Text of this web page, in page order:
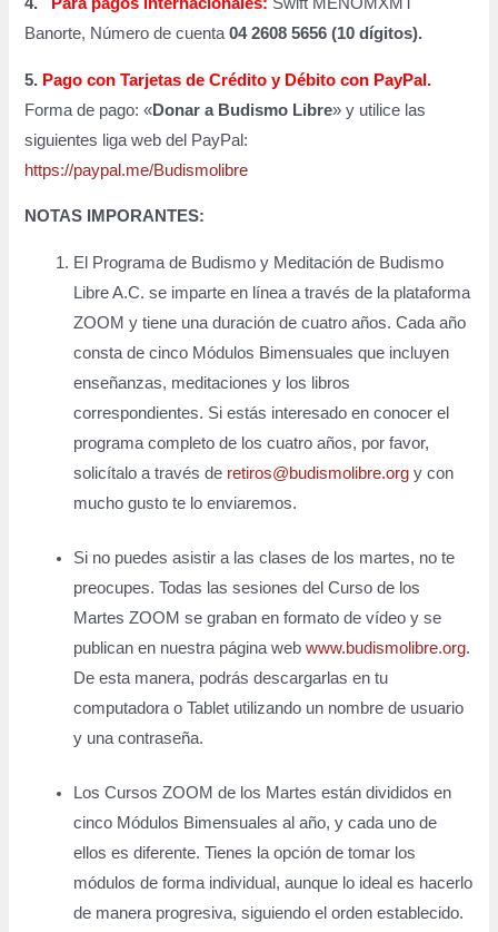
Banorte, Número de cuenta04 2608 5656 (10 dígitos).
5. Pago con Tarjetas de Crédito y Débito con PayPal.
Forma de pago: «Donar a Budismo Libre» y utilice las
siguientes liga web del PayPal:
https://paypal.me/Budismolibre
NOTAS IMPORANTES:
El Programa de Budismo y Meditación de Budismo
Libre A.C. se imparte en línea a través de la plataforma
ZOOM y tiene una duración de cuatro años. Cada año
consta de cinco Módulos Bimensuales que incluyen
enseñanzas, meditaciones y los libros
correspondientes. Si estás interesado en conocer el
programa completo de los cuatro años, por favor,
solicítalo a través de retiros@budismolibre.org y con
mucho gusto te lo enviaremos.
Si no puedes asistir a las clases de los martes, no te
preocupes. Todas las sesiones del Curso de los
Martes ZOOM se graban en formato de vídeo y se
publican en nuestra página webwww.budismolibre.org.
De esta manera, podrás descargarlas en tu
computadora o Tablet utilizando un nombre de usuario
y una contraseña.
Los Cursos ZOOM de los Martes están divididos en
cinco Módulos Bimensuales al año, y cada uno de
ellos es diferente. Tienes la opción de tomar los
módulos de forma individual, aunque lo ideal es hacerlo
de manera progresiva, siguiendo el orden establecido.